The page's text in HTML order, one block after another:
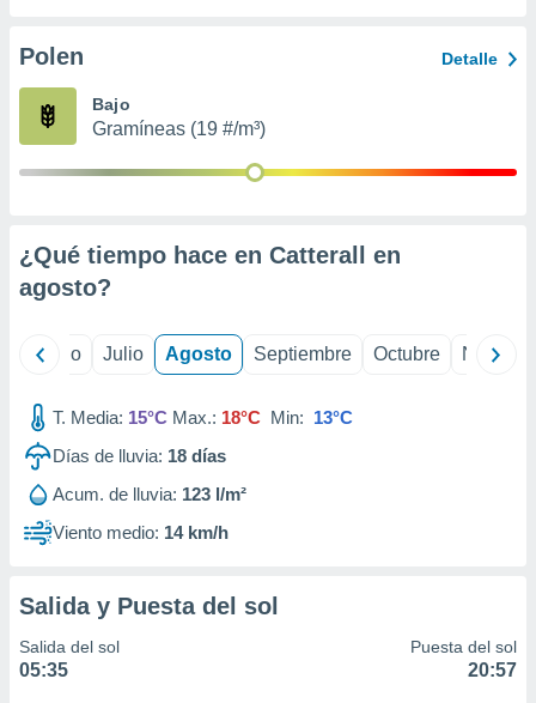
e
mediante
de
1199
Polen Detalle
Bajo
Gramíneas (19 #/m³)
¿Qué tiempo hace en Catterall en
agosto?
Junio Julio Agosto Septiembre Octubre
T. Media: 15°C Max.: 18°C Min: 13°C
Días de lluvia: 18 días
Acum. de lluvia: 123 l/m²
Viento medio: 14 km/h
Salida y Puesta del sol
Salida del sol
05:35
Puesta del sol
20:57